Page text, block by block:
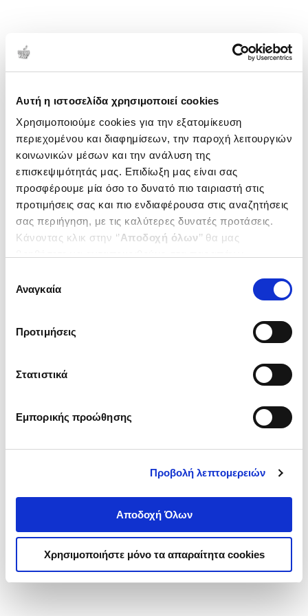
Αυτή η ιστοσελίδα χρησιμοποιεί cookies
Χρησιμοποιούμε cookies για την εξατομίκευση
περιεχομένου και διαφημίσεων, την παροχή λειτουργιών
κοινωνικών μέσων και την ανάλυση της
επισκεψιμότητάς μας. Επιδίωξη μας είναι σας
προσφέρουμε μία όσο το δυνατό πιο ταιριαστή στις
προτιμήσεις σας και πιο ενδιαφέρουσα στις αναζητήσεις
σας περιήγηση, με τις καλύτερες δυνατές προτάσεις.
Κάνοντας κλικ στην ‘’Αποδοχή όλων’’ θα μας
ενδιαφέρουν και να επιλέξετε από τα παρακάτω με την
΄΄και να ενημερωθείτε σχετικά με
συγκατάθεσης
Αναγκαία
Προτιμήσεις
Στατιστικά
Εμπορικής προώθησης
Προβολή λεπτομερειών
Αποδοχή Όλων
Χρησιμοποιήστε μόνο τα απαραίτητα cookies